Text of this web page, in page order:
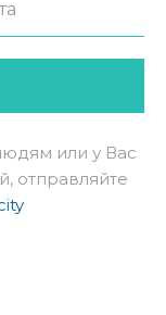
или у Вас
отправляйте